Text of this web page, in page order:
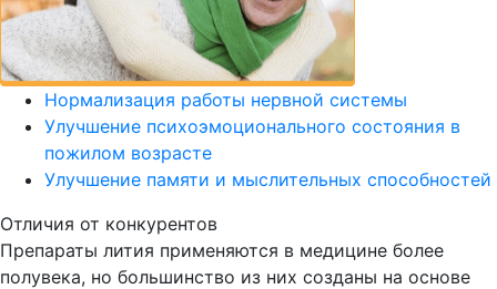
Нормализация работы нервной системы
Улучшение психоэмоционального состояния в
пожилом возрасте
Улучшение памяти и мыслительных способностей
Отличия от конкурентов
Препараты лития применяются в медицине более
полувека, но большинство из них созданы на основе